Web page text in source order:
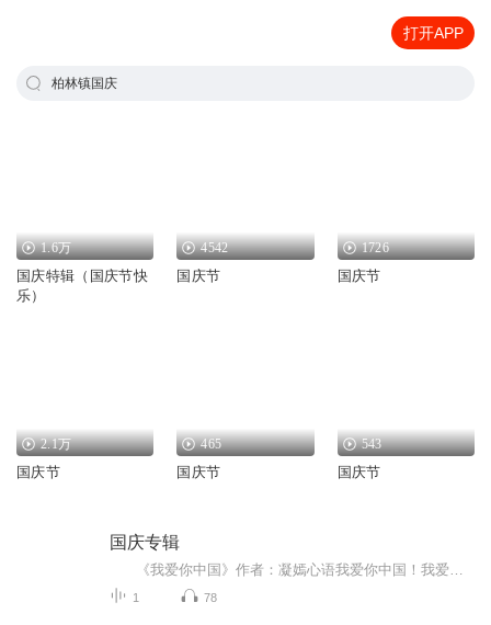
打开APP
柏林镇国庆
1.6万
国庆特辑（国庆节快
乐）
4542
国庆节
1726
国庆节
2.1万
国庆节
465
国庆节
543
国庆节
国庆专辑
1 78